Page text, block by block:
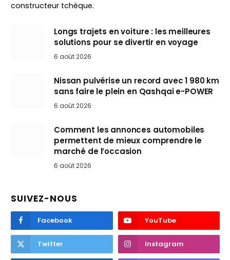
constructeur tchèque.
Longs trajets en voiture : les meilleures
solutions pour se divertir en voyage
6 août 2026
Nissan pulvérise un record avec 1 980 km
sans faire le plein en Qashqai e-POWER
6 août 2026
Comment les annonces automobiles
permettent de mieux comprendre le
marché de l’occasion
6 août 2026
SUIVEZ-NOUS
Facebook YouTube
Twitter Instagram